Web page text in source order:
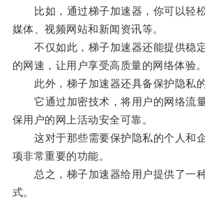
比如，通过梯子加速器，你可以轻
媒体、视频网站和新闻资讯等。
不仅如此，梯子加速器还能提供稳
的网速，让用户享受高质量的网络体验。
此外，梯子加速器还具备保护隐私的
它通过加密技术，将用户的网络流
保用户的网上活动安全可靠。
这对于那些需要保护隐私的个人和
项非常重要的功能。
总之，梯子加速器给用户提供了一
式。